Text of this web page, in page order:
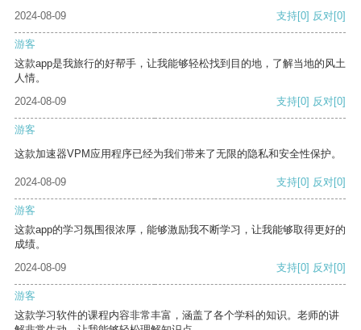
2024-08-09
支持[0] 反对[0]
游客
这款app是我旅行的好帮手，让我能够轻松找到目的地，了解当地的风土
人情。
2024-08-09
支持[0] 反对[0]
游客
这款加速器VPM应用程序已经为我们带来了无限的隐私和安全性保护。
2024-08-09 支持[0] 反对[0]
游客
这款app的学习氛围很浓厚，能够激励我不断学习，让我能够取得更好的
成绩。
2024-08-09
支持[0] 反对[0]
游客
这款学习软件的课程内容非常丰富，涵盖了各个学科的知识。老师的讲